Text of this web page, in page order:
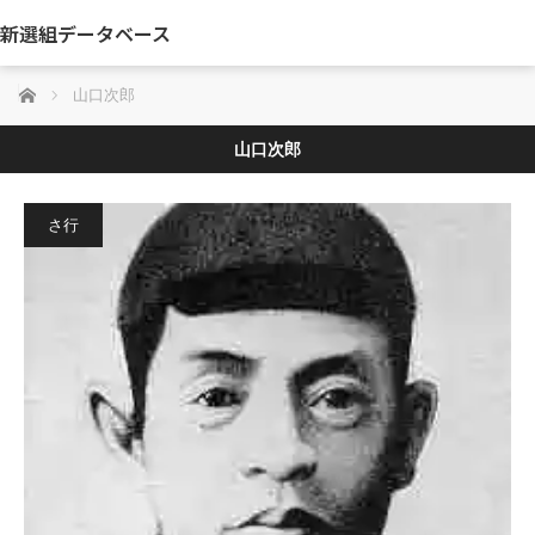
新選組データベース
ホーム 山口次郎
山口次郎
さ行